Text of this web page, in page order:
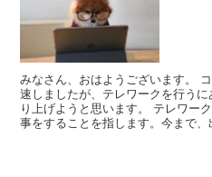
みなさん、おはようございます。
速しましたが、テレワークを行う
り上げようと思います。 テレワー
事をすることを指します。今まで、